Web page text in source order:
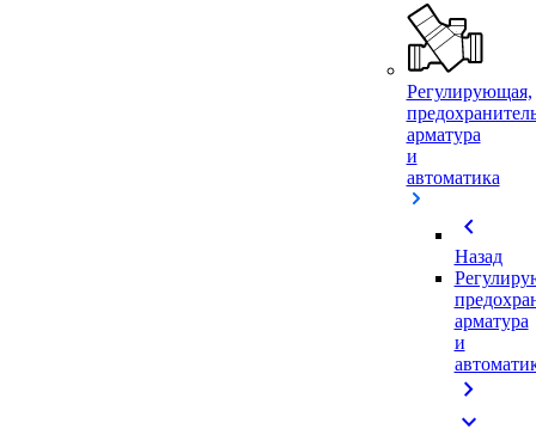
Регулирующая,
арматура
и
автоматика
chevron_left
Назад
арматура
и
chevron_right
expand_more